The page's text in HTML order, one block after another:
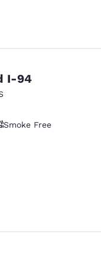
I-94
Smoke Free